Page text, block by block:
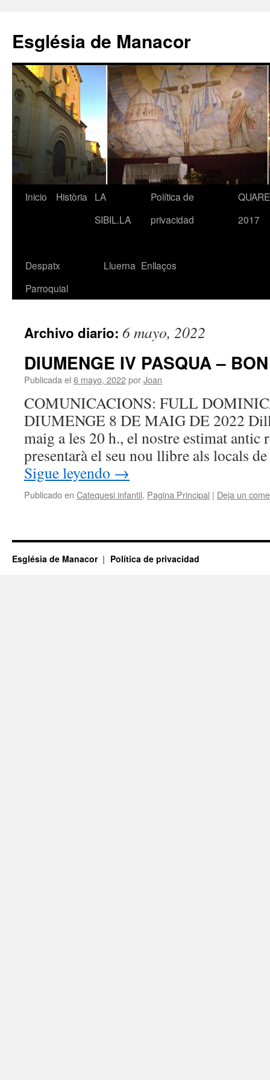
contenido
Església de Manacor
Inicio Història
LA
SIBIL.LA
Política de
privacidad
2017
Despatx
Parroquial
Lluerna Enllaços
Archivo diario: 6 mayo, 2022
DIUMENGE IV PASQUA –
Publicada el 6 mayo, 2022porJoan
COMUNICACIONS: FULL
DIUMENGE 8 DE MAIG DE 2022
maig a les 20 h., el nostre estimat antic
presentarà el seu nou llibre als locals
Sigue leyendo →
Publicado en Catequesi infantil, Pagina Principal | Deja un
Església de Manacor Política de privacidad